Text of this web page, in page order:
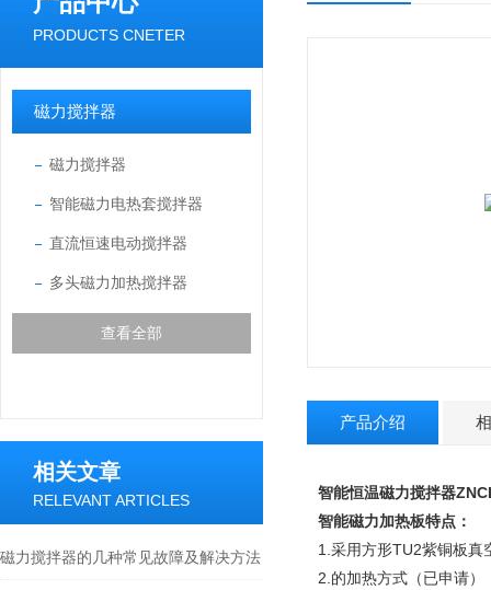
PRODUCTS CNETER
磁力搅拌器
磁力搅拌器
智能磁力电热套搅拌器
直流恒速电动搅拌器
多头磁力加热搅拌器
查看全部
相关文章
RELEVANT ARTICLES
磁力搅拌器的几种常见故障及解决方法
产品介绍
智能恒温磁力搅拌器
智能磁力加热板特点：
1.采用方形TU2紫铜板真
2.的加热方式（已申请